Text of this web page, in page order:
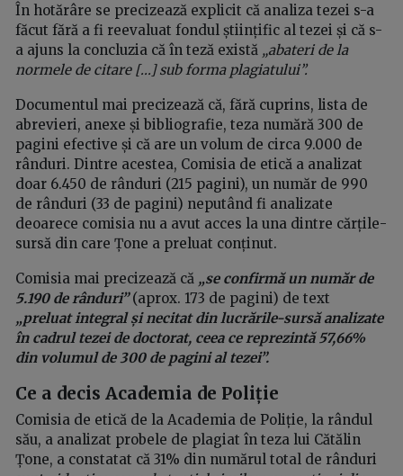
În hotărâre se precizează explicit că analiza tezei s-a
făcut fără a fi reevaluat fondul științific al tezei și că s-
a ajuns la concluzia că în teză există „abateri de la
normele de citare [...] sub forma plagiatului”.
Documentul mai precizează că, fără cuprins, lista de
abrevieri, anexe și bibliografie, teza numără 300 de
pagini efective și că are un volum de circa 9.000 de
rânduri. Dintre acestea, Comisia de etică a analizat
doar 6.450 de rânduri (215 pagini), un număr de 990
de rânduri (33 de pagini) neputând fi analizate
deoarece comisia nu a avut acces la una dintre cărțile-
sursă din care Țone a preluat conținut.
Comisia mai precizează că „se confirmă un număr de
5.190 de rânduri” (aprox. 173 de pagini) de text
„preluat integral și necitat din lucrările-sursă analizate
în cadrul tezei de doctorat, ceea ce reprezintă 57,66%
din volumul de 300 de pagini al tezei”.
Ce a decis Academia de Poliție
Comisia de etică de la Academia de Poliție, la rândul
său, a analizat probele de plagiat în teza lui Cătălin
Țone, a constatat că 31% din numărul total de rânduri